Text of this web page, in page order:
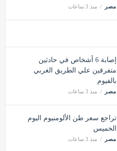
مصر منذ 3 ساعات
إصابة 6 أشخاص في حادثين
متفرقين علي الطريق الغربي
بالفيوم
مصر منذ 3 ساعات
تراجع سعر طن الألومنيوم اليوم
الخميس
مصر منذ 3 ساعات